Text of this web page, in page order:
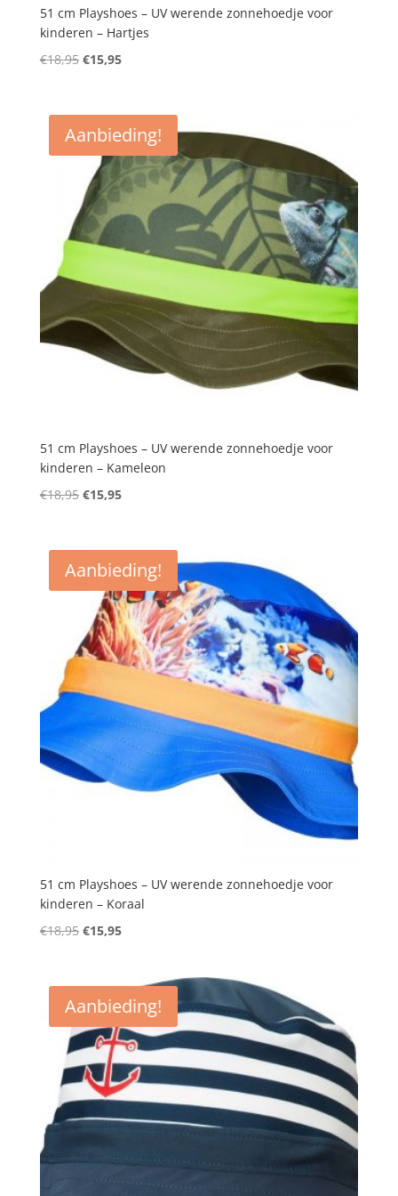
51 cm Playshoes – UV werende zonnehoedje voor
kinderen – Hartjes
€18,95 Oorspronkelijke
€18,95.
€15,95Huidige
€15,95.
Aanbieding!
51 cm Playshoes – UV werende zonnehoedje voor
kinderen – Kameleon
€18,95 Oorspronkelijke
€18,95.
€15,95Huidige
€15,95.
Aanbieding!
51 cm Playshoes – UV werende zonnehoedje voor
kinderen – Koraal
€18,95 Oorspronkelijke
€18,95.
€15,95Huidige
€15,95.
Aanbieding!